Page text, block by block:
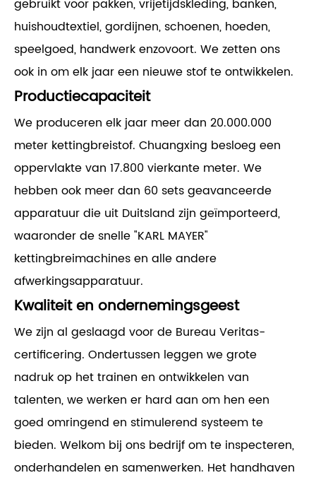
gebruikt voor pakken, vrijetijdskleding, banken,
huishoudtextiel, gordijnen, schoenen, hoeden,
speelgoed, handwerk enzovoort. We zetten ons
ook in om elk jaar een nieuwe stof te ontwikkelen.
Productiecapaciteit
We produceren elk jaar meer dan 20.000.000
meter kettingbreistof. Chuangxing besloeg een
oppervlakte van 17.800 vierkante meter. We
hebben ook meer dan 60 sets geavanceerde
apparatuur die uit Duitsland zijn geïmporteerd,
waaronder de snelle "KARL MAYER"
kettingbreimachines en alle andere
afwerkingsapparatuur.
Kwaliteit en ondernemingsgeest
We zijn al geslaagd voor de Bureau Veritas-
certificering. Ondertussen leggen we grote
nadruk op het trainen en ontwikkelen van
talenten, we werken er hard aan om hen een
goed omringend en stimulerend systeem te
bieden. Welkom bij ons bedrijf om te inspecteren,
onderhandelen en samenwerken. Het handhaven